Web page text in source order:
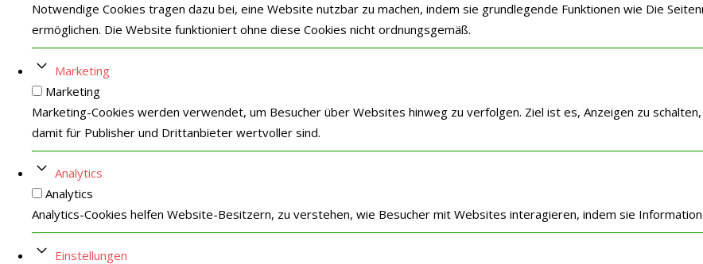
Notwendige Cookies tragen dazu bei, eine Website nutzbar zu machen, indem sie grundlegende Funktionen wie Die
ermöglichen. Die Website funktioniert ohne diese Cookies nicht ordnungsgemäß.
Marketing
Marketing
Marketing-Cookies werden verwendet, um Besucher über Websites hinweg zu verfolgen. Ziel ist es, Anzeigen zu
damit für Publisher und Drittanbieter wertvoller sind.
Analytics
Analytics
Analytics-Cookies helfen Website-Besitzern, zu verstehen, wie Besucher mit Websites interagieren, indem sie
Einstellungen